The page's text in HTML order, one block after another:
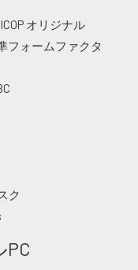
オリジナル
フォームファクタ
ク